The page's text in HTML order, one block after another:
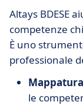
Altays BDESE
competenze
È uno
professionale
le